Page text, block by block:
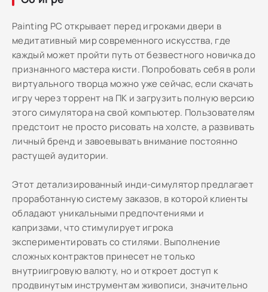
Painting PC открывает перед игроками двери в
медитативный мир современного искусства, где
каждый может пройти путь от безвестного новичка до
признанного мастера кисти. Попробовать себя в роли
виртуального творца можно уже сейчас, если скачать
игру через торрент на ПК и загрузить полную версию
этого симулятора на свой компьютер. Пользователям
предстоит не просто рисовать на холсте, а развивать
личный бренд и завоевывать внимание постоянно
растущей аудитории.
Этот детализированный инди-симулятор предлагает
проработанную систему заказов, в которой клиенты
обладают уникальными предпочтениями и
капризами, что стимулирует игрока
экспериментировать со стилями. Выполнение
сложных контрактов принесет не только
внутриигровую валюту, но и откроет доступ к
продвинутым инструментам живописи, значительно